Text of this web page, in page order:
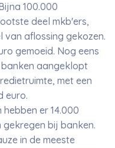
100.000
deel mkb'ers,
van aflossing gekozen.
gemoeid. Nog eens
aangeklopt
met een
euro.
hebben er 14.000
bij banken.
in de meeste